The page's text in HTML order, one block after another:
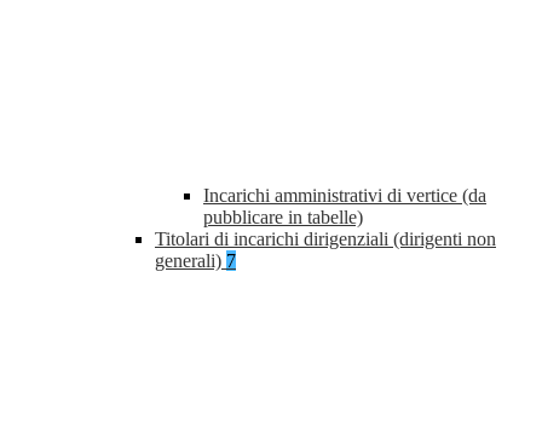
Incarichi amministrativi di vertice (da
pubblicare in tabelle)
Titolari di incarichi dirigenziali (dirigenti non
generali) 7